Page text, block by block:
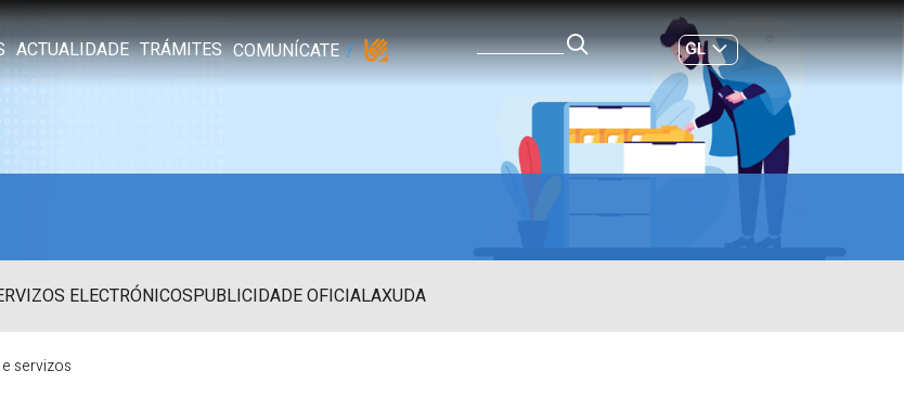
ACTUALIDADE TRÁMITES COMUNÍCATE
GL
ES|
ELECTRÓNICOSPUBLICIDADE OFICIALAXUDA
servizos